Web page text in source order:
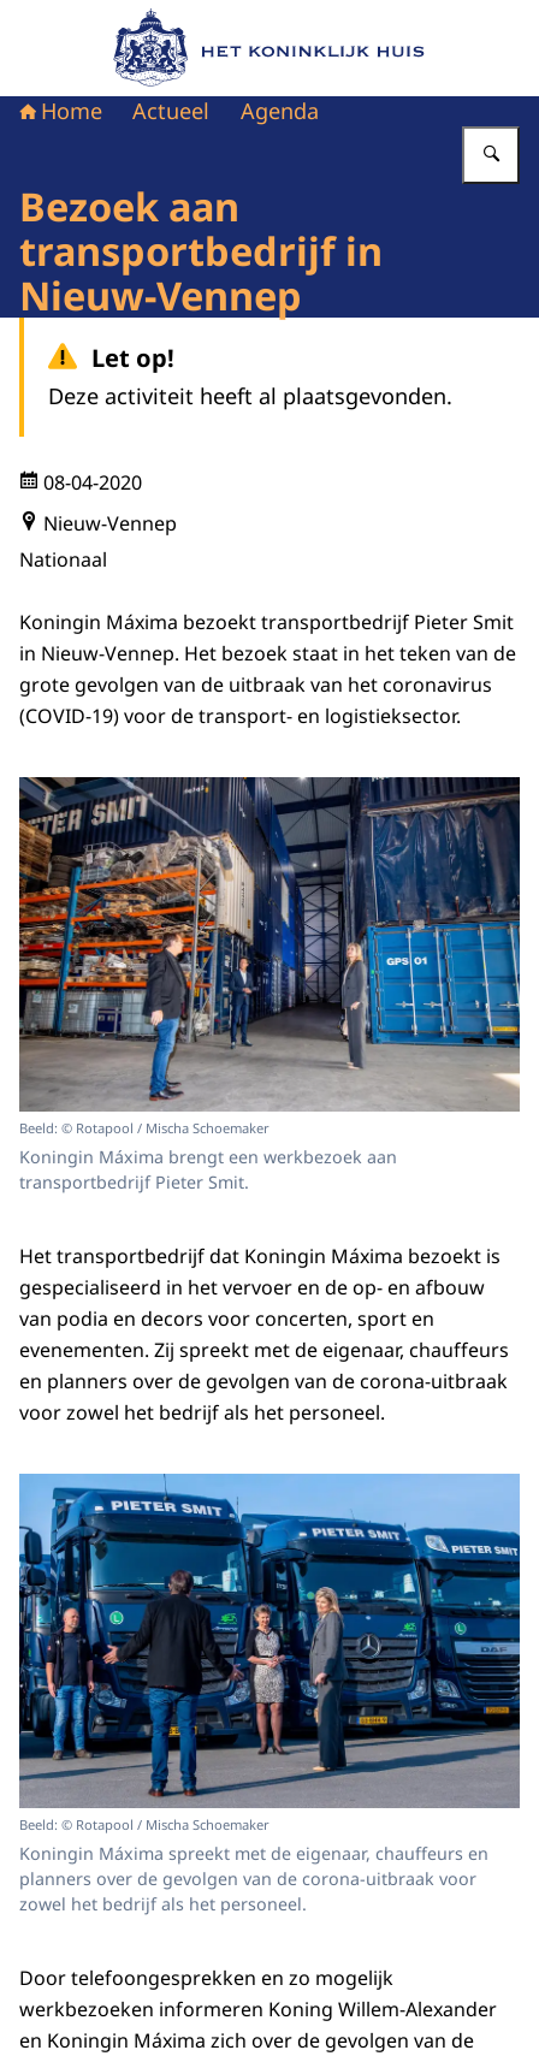
Naar de homepage van Het Koninklijk Huis
Home Actueel Agenda
Bezoek aan
transportbedrijf in
Nieuw-Vennep
Let op!
Deze activiteit heeft al plaatsgevonden.
08-04-2020
Nieuw-Vennep
Nationaal
Koningin Máxima bezoekt transportbedrijf Pieter Smit
in Nieuw-Vennep. Het bezoek staat in het teken van de
grote gevolgen van de uitbraak van het coronavirus
(COVID-19) voor de transport- en logistieksector.
Beeld: © Rotapool / Mischa Schoemaker
Koningin Máxima brengt een werkbezoek aan
transportbedrijf Pieter Smit.
Het transportbedrijf dat Koningin Máxima bezoekt is
gespecialiseerd in het vervoer en de op- en afbouw
van podia en decors voor concerten, sport en
evenementen. Zij spreekt met de eigenaar, chauffeurs
en planners over de gevolgen van de corona-uitbraak
voor zowel het bedrijf als het personeel.
Beeld: © Rotapool / Mischa Schoemaker
Koningin Máxima spreekt met de eigenaar, chauffeurs en
planners over de gevolgen van de corona-uitbraak voor
zowel het bedrijf als het personeel.
Door telefoongesprekken en zo mogelijk
werkbezoeken informeren Koning Willem-Alexander
en Koningin Máxima zich over de gevolgen van de